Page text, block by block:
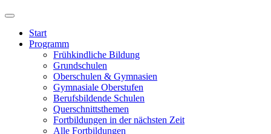
Start
Programm
Frühkindliche Bildung
Grundschulen
Oberschulen & Gymnasien
Gymnasiale Oberstufen
Berufsbildende Schulen
Querschnittsthemen
Fortbildungen in der nächsten Zeit
Alle Fortbildungen